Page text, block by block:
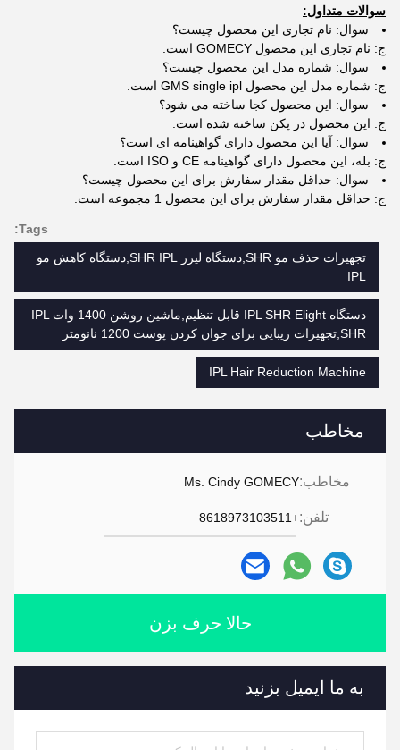
مخاطب
مخاطب:Ms. Cindy GOMECY
تلفن:+8618973103511
حالا حرف بزن
به ما ایمیل بزنید
سوالات متداول:
سوال: نام تجاری این محصول چیست؟
ج: نام تجاری این محصول GOMECY است.
سوال: شماره مدل این محصول چیست؟
ج: شماره مدل این محصول GMS single ipl است.
سوال: این محصول کجا ساخته می شود؟
ج: این محصول در پکن ساخته شده است.
سوال: آیا این محصول دارای گواهینامه ای است؟
ج: بله، این محصول دارای گواهینامه CE و ISO است.
سوال: حداقل مقدار سفارش برای این محصول چیست؟
ج: حداقل مقدار سفارش برای این محصول 1 مجموعه است.
Tags:
تجهیزات حذف مو SHR,دستگاه لیزر SHR IPL,دستگاه کاهش مو
IPL
دستگاه IPL SHR Elight قابل تنظیم,ماشين روشن 1400 وات IPL
SHR,تجهیزات زیبایی برای جوان کردن پوست 1200 نانومتر
IPL Hair Reduction Machine